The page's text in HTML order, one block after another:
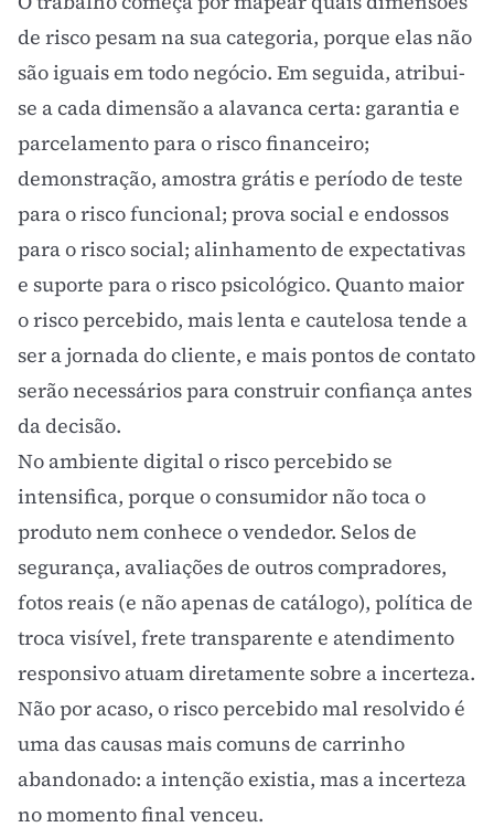
de risco pesam na sua categoria, porque elas não
são iguais em todo negócio. Em seguida, atribui-
se a cada dimensão a alavanca certa: garantia e
parcelamento para o risco financeiro;
demonstração, amostra grátis e período de teste
para o risco funcional; prova sociale endossos
para o risco social; alinhamento de expectativas
e suporte para o risco psicológico. Quanto maior
o risco percebido, mais lenta e cautelosa tende a
ser ajornada do cliente, e mais pontos de contato
serão necessários para construir confiança antes
da decisão.
No ambiente digital o risco percebido se
intensifica, porque o consumidor não toca o
produto nem conhece o vendedor. Selos de
segurança, avaliações de outros compradores,
fotos reais (e não apenas de catálogo), política de
troca visível, frete transparente e atendimento
responsivo atuam diretamente sobre a incerteza.
Não por acaso, o risco percebido mal resolvido é
uma das causas mais comuns de carrinho
abandonado: a intenção existia, mas a incerteza
no momento final venceu.